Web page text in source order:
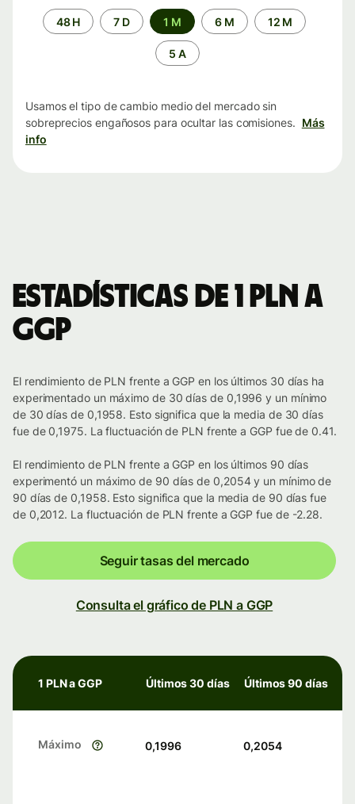
Periodo48 H 7 D 1 M 6 M 12 M
5 A
Usamos el tipo de cambio medio del mercado sin
sobreprecios engañosos para ocultar las comisiones. Más
info
Estadísticas de 1 PLN a
GGP
El rendimiento de PLN frente a GGP en los últimos 30 días ha
experimentado un máximo de 30 días de 0,1996 y un mínimo
de 30 días de 0,1958. Esto significa que la media de 30 días
fue de 0,1975. La fluctuación de PLN frente a GGP fue de 0.41.
El rendimiento de PLN frente a GGP en los últimos 90 días
experimentó un máximo de 90 días de 0,2054 y un mínimo de
90 días de 0,1958. Esto significa que la media de 90 días fue
de 0,2012. La fluctuación de PLN frente a GGP fue de -2.28.
Seguir tasas del mercado
Consulta el gráfico de PLN a GGP
1 PLN a GGP Últimos 30 días Últimos 90 días
Máximo 0,1996 0,2054